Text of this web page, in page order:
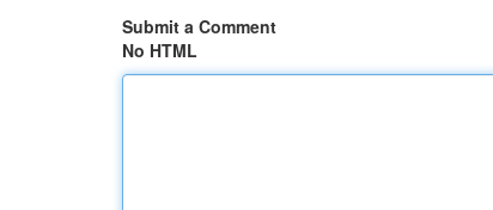
Submit a Comment
No HTML